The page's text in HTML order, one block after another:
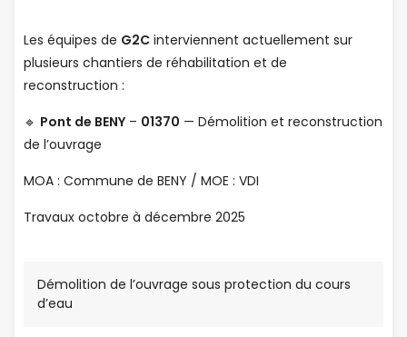
Les équipes de G2C interviennent actuellement sur
plusieurs chantiers de réhabilitation et de
reconstruction :
🔹 Pont de BENY – 01370 — Démolition et reconstruction
de l’ouvrage
MOA : Commune de BENY / MOE : VDI
Travaux octobre à décembre 2025
Démolition de l’ouvrage sous protection du cours
d’eau